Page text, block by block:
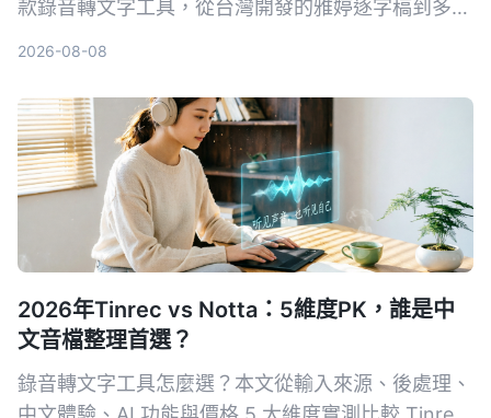
款錄音轉文字工具，從台灣開發的雅婷逐字稿到多功
2026-08-08
2026年Tinrec vs Notta：5維度PK，誰是中
文音檔整理首選？
錄音轉文字工具怎麼選？本文從輸入來源、後處理、